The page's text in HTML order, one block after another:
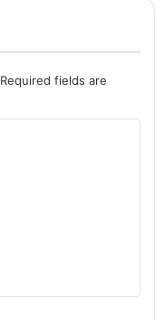
Required fields are